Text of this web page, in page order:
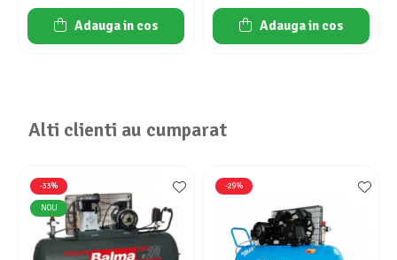
Adauga in cos Adauga in cos
Alti clienti au cumparat
-33%
NOU
-29%